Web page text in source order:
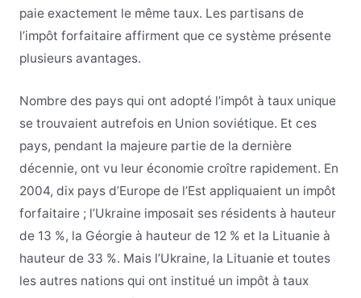
paie exactement le même taux. Les partisans de
l’impôt forfaitaire affirment que ce système présente
plusieurs avantages.
Nombre des pays qui ont adopté l’impôt à taux unique
se trouvaient autrefois en Union soviétique. Et ces
pays, pendant la majeure partie de la dernière
décennie, ont vu leur économie croître rapidement. En
2004, dix pays d’Europe de l’Est appliquaient un impôt
forfaitaire ; l’Ukraine imposait ses résidents à hauteur
de 13 %, la Géorgie à hauteur de 12 % et la Lituanie à
hauteur de 33 %. Mais l’Ukraine, la Lituanie et toutes
les autres nations qui ont institué un impôt à taux